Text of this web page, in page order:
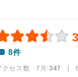
8件
クセス数 7月:347 | 6